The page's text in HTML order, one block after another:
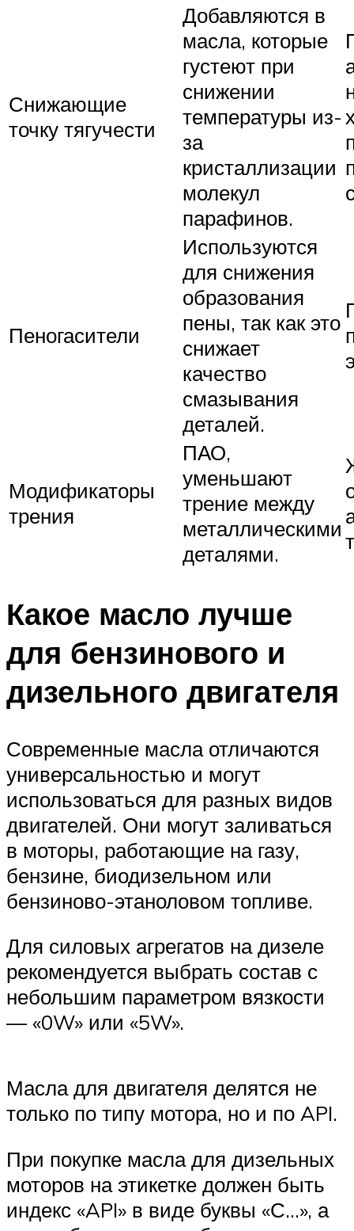
Снижающие
точку тягучести
Добавляются в
масла, которые
густеют при
снижении
температуры из-
за
кристаллизации
молекул
парафинов.
Пеногасители
Используются
для снижения
образования
пены, так как это
снижает
качество
смазывания
деталей.
Модификаторы
трения
ПАО,
уменьшают
трение между
металлическими
деталями.
Какое масло лучше
для бензинового и
дизельного двигателя
Современные масла отличаются
универсальностью и могут
использоваться для разных видов
двигателей. Они могут заливаться
в моторы, работающие на газу,
бензине, биодизельном или
бензиново-этаноловом топливе.
Для силовых агрегатов на дизеле
рекомендуется выбрать состав с
небольшим параметром вязкости
— «0W» или «5W».
Масла для двигателя делятся не
только по типу мотора, но и по API.
При покупке масла для дизельных
моторов на этикетке должен быть
индекс «API» в виде буквы «С…», а